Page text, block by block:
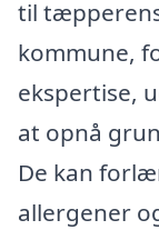
til
kommune,
ekspertise,
at opnå
De kan
allergener